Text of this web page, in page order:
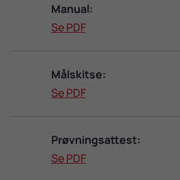
Manual:
Se PDF
Målskitse:
Se PDF
Prøvningsattest:
Se PDF